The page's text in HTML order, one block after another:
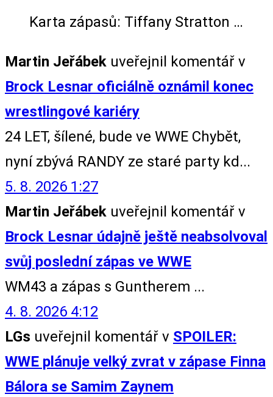
Karta zápasů: Tiffany Stratton …
Martin Jeřábek uveřejnil komentář v
Brock Lesnar oficiálně oznámil konec
wrestlingové kariéry
24 LET, šílené, bude ve WWE Chybět,
nyní zbývá RANDY ze staré party kd...
5. 8. 2026 1:27
Martin Jeřábek uveřejnil komentář v
Brock Lesnar údajně ještě neabsolvoval
svůj poslední zápas ve WWE
WM43 a zápas s Guntherem ...
4. 8. 2026 4:12
LGs uveřejnil komentář v SPOILER:
WWE plánuje velký zvrat v zápase Finna
Bálora se Samim Zaynem